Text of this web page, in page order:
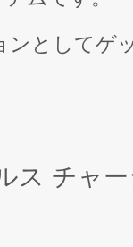
ンとしてゲ
ス チャ